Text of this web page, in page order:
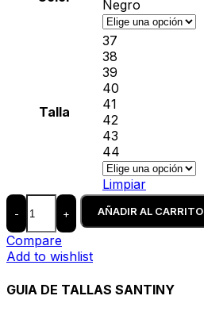
Negro
Talla
37
38
39
40
41
42
43
44
Limpiar
- + AÑADIR AL CARRITO
Compare
Add to wishlist
GUIA DE TALLAS SANTINY